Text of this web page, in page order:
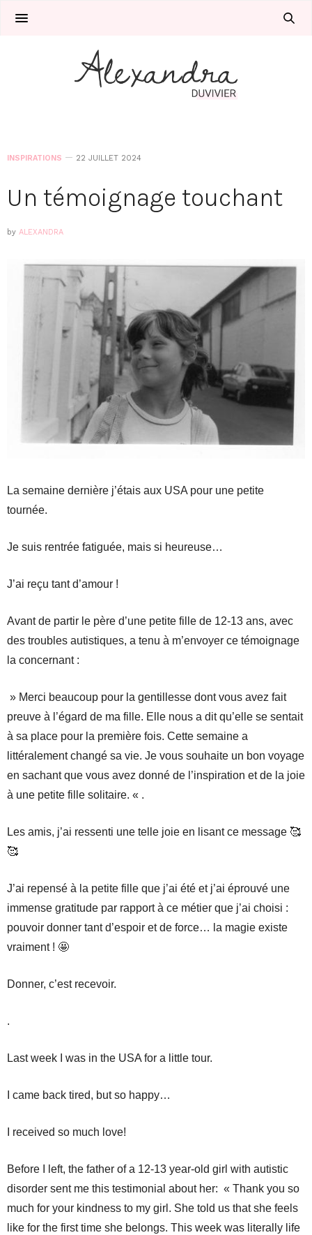
INSPIRATIONS 22 JUILLET 2024
Un témoignage touchant
by ALEXANDRA
La semaine dernière j’étais aux USA pour une petite
tournée.
Je suis rentrée fatiguée, mais si heureuse…
J’ai reçu tant d’amour !
Avant de partir le père d’une petite fille de 12-13 ans, avec
des troubles autistiques, a tenu à m’envoyer ce témoignage
la concernant :
» Merci beaucoup pour la gentillesse dont vous avez fait
preuve à l’égard de ma fille. Elle nous a dit qu’elle se sentait
à sa place pour la première fois. Cette semaine a
littéralement changé sa vie. Je vous souhaite un bon voyage
en sachant que vous avez donné de l’inspiration et de la joie
à une petite fille solitaire. « .
Les amis, j’ai ressenti une telle joie en lisant ce message 🥰
🥰
J’ai repensé à la petite fille que j’ai été et j’ai éprouvé une
immense gratitude par rapport à ce métier que j’ai choisi :
pouvoir donner tant d’espoir et de force… la magie existe
vraiment ! 🤩
Donner, c’est recevoir.
.
Last week I was in the USA for a little tour.
I came back tired, but so happy…
I received so much love!
Before I left, the father of a 12-13 year-old girl with autistic
disorder sent me this testimonial about her: « Thank you so
much for your kindness to my girl. She told us that she feels
like for the first time she belongs. This week was literally life